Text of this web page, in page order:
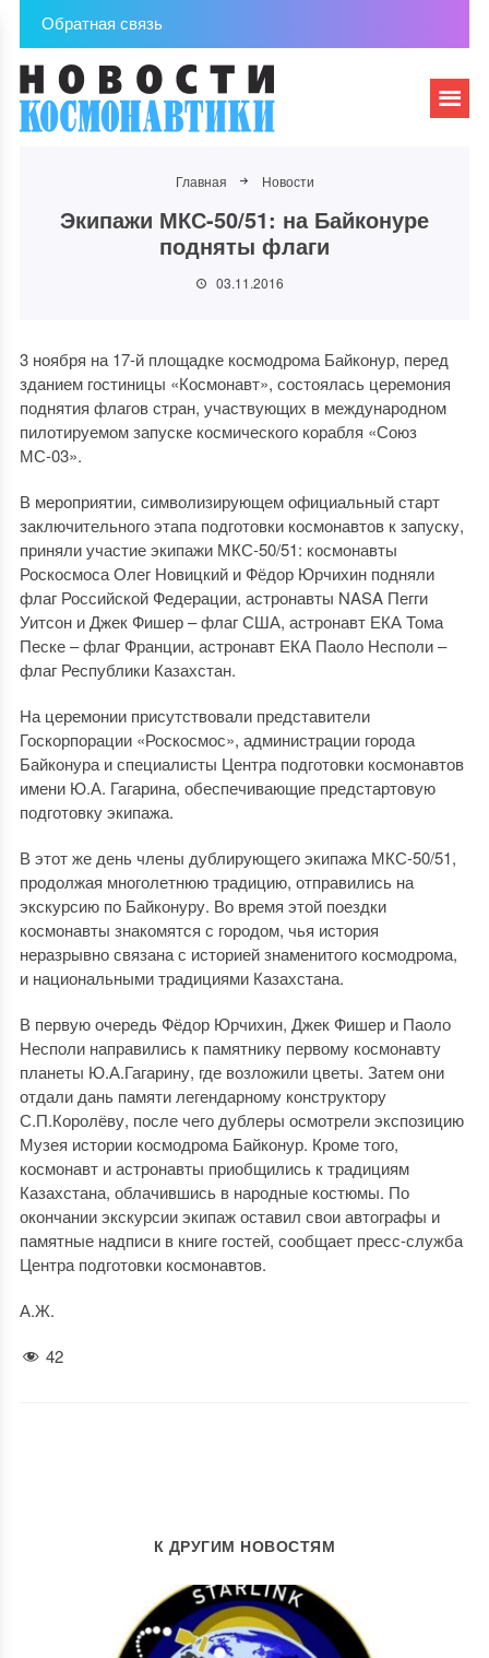
Обратная связь
Главная Новости
Экипажи МКС-50/51: на Байконуре
подняты флаги
03.11.2016
3 ноября на 17-й площадке космодрома Байконур, перед
зданием гостиницы «Космонавт», состоялась церемония
поднятия флагов стран, участвующих в международном
пилотируемом запуске космического корабля «Союз
МС-03».
В мероприятии, символизирующем официальный старт
заключительного этапа подготовки космонавтов к запуску,
приняли участие экипажи МКС-50/51: космонавты
Роскосмоса Олег Новицкий и Фёдор Юрчихин подняли
флаг Российской Федерации, астронавты NASA Пегги
Уитсон и Джек Фишер – флаг США, астронавт ЕКА Тома
Песке – флаг Франции, астронавт ЕКА Паоло Несполи –
флаг Республики Казахстан.
На церемонии присутствовали представители
Госкорпорации «Роскосмос», администрации города
Байконура и специалисты Центра подготовки космонавтов
имени Ю.А. Гагарина, обеспечивающие предстартовую
подготовку экипажа.
В этот же день члены дублирующего экипажа МКС-50/51,
продолжая многолетнюю традицию, отправились на
экскурсию по Байконуру. Во время этой поездки
космонавты знакомятся с городом, чья история
неразрывно связана с историей знаменитого космодрома,
и национальными традициями Казахстана.
В первую очередь Фёдор Юрчихин, Джек Фишер и Паоло
Несполи направились к памятнику первому космонавту
планеты Ю.А.Гагарину, где возложили цветы. Затем они
отдали дань памяти легендарному конструктору
С.П.Королёву, после чего дублеры осмотрели экспозицию
Музея истории космодрома Байконур. Кроме того,
космонавт и астронавты приобщились к традициям
Казахстана, облачившись в народные костюмы. По
окончании экскурсии экипаж оставил свои автографы и
памятные надписи в книге гостей, сообщает пресс-служба
Центра подготовки космонавтов.
А.Ж.
42
К ДРУГИМ НОВОСТЯМ